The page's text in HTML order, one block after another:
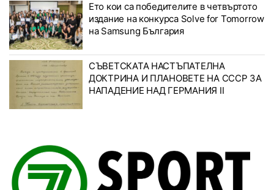
Ето кои са победителите в четвъртото
издание на конкурса Solve for Tomorrow
на Samsung България
СЪВЕТСКАТА НАСТЪПАТЕЛНА
ДОКТРИНА И ПЛАНОВЕТЕ НА СССР ЗА
НАПАДЕНИЕ НАД ГЕРМАНИЯ II